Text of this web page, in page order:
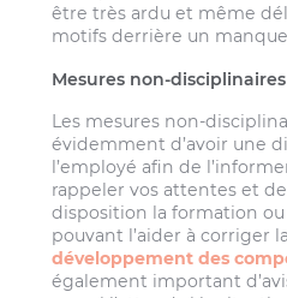
être très ardu et même
motifs derrière un
Mesures non-disciplinaires
Les mesures non-
évidemment d’avoir une
l’employé afin de
rappeler vos attentes et
disposition la formation
pouvant l’aider à corriger
développement des
également important